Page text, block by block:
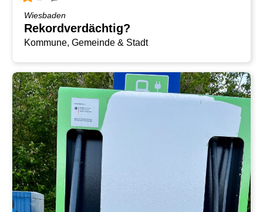
Wiesbaden
Rekordverdächtig?
Kommune, Gemeinde & Stadt